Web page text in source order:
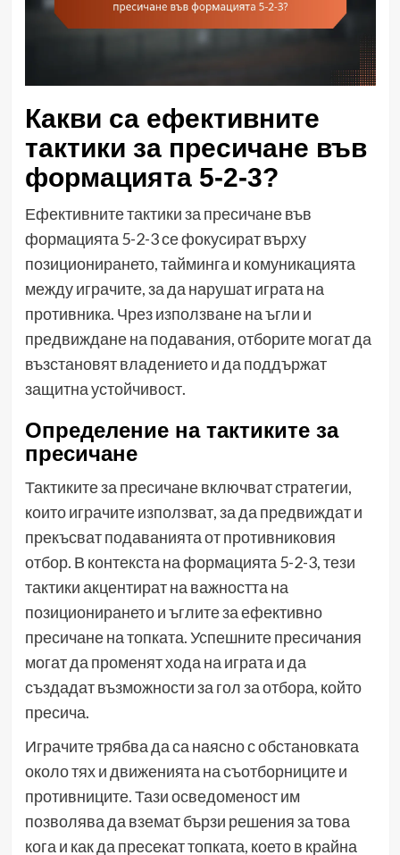
Какви са ефективните
тактики за пресичане във
формацията 5-2-3?
Ефективните тактики за пресичане във
формацията 5-2-3 се фокусират върху
позиционирането, тайминга и комуникацията
между играчите, за да нарушат играта на
противника. Чрез използване на ъгли и
предвиждане на подавания, отборите могат да
възстановят владението и да поддържат
защитна устойчивост.
Определение на тактиките за
пресичане
Тактиките за пресичане включват стратегии,
които играчите използват, за да предвиждат и
прекъсват подаванията от противниковия
отбор. В контекста на формацията 5-2-3, тези
тактики акцентират на важността на
позиционирането и ъглите за ефективно
пресичане на топката. Успешните пресичания
могат да променят хода на играта и да
създадат възможности за гол за отбора, който
пресича.
Играчите трябва да са наясно с обстановката
около тях и движенията на съотборниците и
противниците. Тази осведоменост им
позволява да вземат бързи решения за това
кога и как да пресекат топката, което в крайна